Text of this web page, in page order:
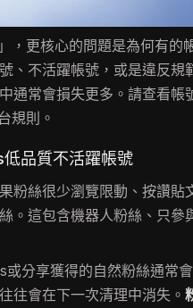
，更核心的問題是為何有的
、不活躍帳號，或是違反規
通常會損失更多。請查看帳
規則。
品質不活躍帳號
粉絲很少瀏覽限動、按讚貼
。這包含機器人粉絲、只參
分享獲得的自然粉絲通常會
往會在下一次清理中消失。